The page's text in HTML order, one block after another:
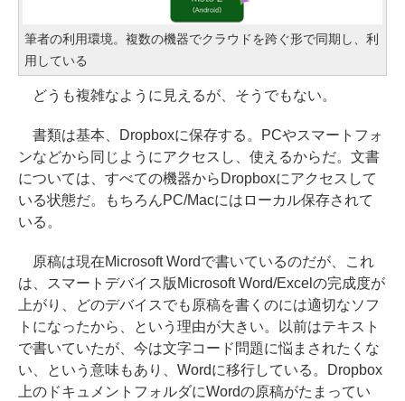
筆者の利用環境。複数の機器でクラウドを跨ぐ形で同期し、利
用している
どうも複雑なように見えるが、そうでもない。
書類は基本、Dropboxに保存する。PCやスマートフォ
ンなどから同じようにアクセスし、使えるからだ。文書
については、すべての機器からDropboxにアクセスして
いる状態だ。もちろんPC/Macにはローカル保存されて
いる。
原稿は現在Microsoft Wordで書いているのだが、これ
は、スマートデバイス版Microsoft Word/Excelの完成度が
上がり、どのデバイスでも原稿を書くのには適切なソフ
トになったから、という理由が大きい。以前はテキスト
で書いていたが、今は文字コード問題に悩まされたくな
い、という意味もあり、Wordに移行している。Dropbox
上のドキュメントフォルダにWordの原稿がたまってい